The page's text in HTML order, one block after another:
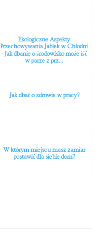
Ekologiczne Aspekty
Przechowywania Jabłek w Chłodni
- Jak dbanie o środowisko może iść
w parze z prz...
Jak dbać o zdrowie w pracy?
W którym miejscu masz zamiar
postawić dla siebie dom?